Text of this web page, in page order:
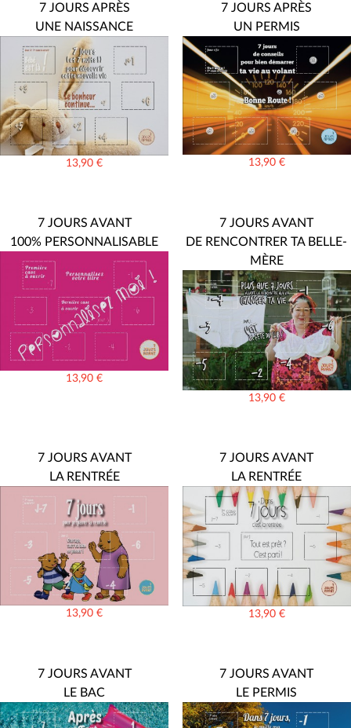
7 JOURS APRÈS
UNE NAISSANCE
13,90€
7 JOURS APRÈS
UN PERMIS
13,90 €
7 JOURS AVANT
100% PERSONNALISABLE
13,90€
7 JOURS AVANT
DE RENCONTRER TA BELLE-
MÈRE
13,90 €
7 JOURS AVANT
LA RENTRÉE
13,90€
7 JOURS AVANT
LA RENTRÉE
13,90 €
7 JOURS AVANT
LE BAC
7 JOURS AVANT
LE PERMIS